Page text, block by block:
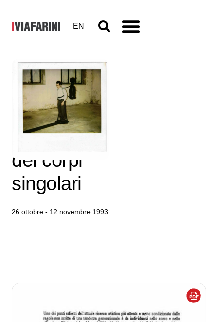
EN
Raniero
Bittante, La
rivoluzione
dei corpi
singolari
26 ottobre - 12 novembre 1993